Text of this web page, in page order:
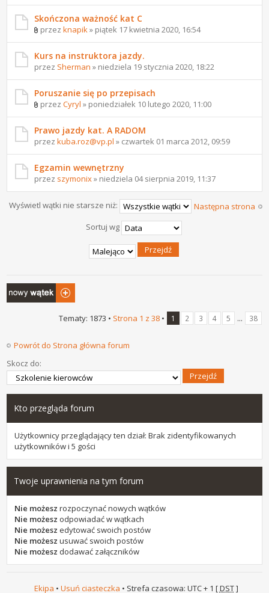
Skończona ważność kat C
przezknapik » piątek 17 kwietnia 2020, 16:54
Kurs na instruktora jazdy.
przez Sherman » niedziela 19 stycznia 2020, 18:22
Poruszanie się po przepisach
przezCyryl » poniedziałek 10 lutego 2020, 11:00
Prawo jazdy kat. A RADOM
przezkuba.roz@vp.pl » czwartek 01 marca 2012, 09:59
Egzamin wewnętrzny
przez szymonix» niedziela 04 sierpnia 2019, 11:37
Następna strona
Wyświetl wątki nie starsze niż:
Sortuj wg
Napisz wątek
Tematy: 1873 • Strona 1 z 38• 1 2 3 4 5 ... 38
Powrót do Strona główna forum
Skocz do:
Kto przegląda forum
Użytkownicy przeglądający ten dział: Brak zidentyfikowanych
użytkowników i 5 gości
Twoje uprawnienia na tym forum
Nie możesz rozpoczynać nowych wątków
Nie możesz odpowiadać w wątkach
Nie możesz edytować swoich postów
Nie możesz usuwać swoich postów
Nie możesz dodawać załączników
Ekipa • Usuń ciasteczka • Strefa czasowa: UTC + 1 [DST]